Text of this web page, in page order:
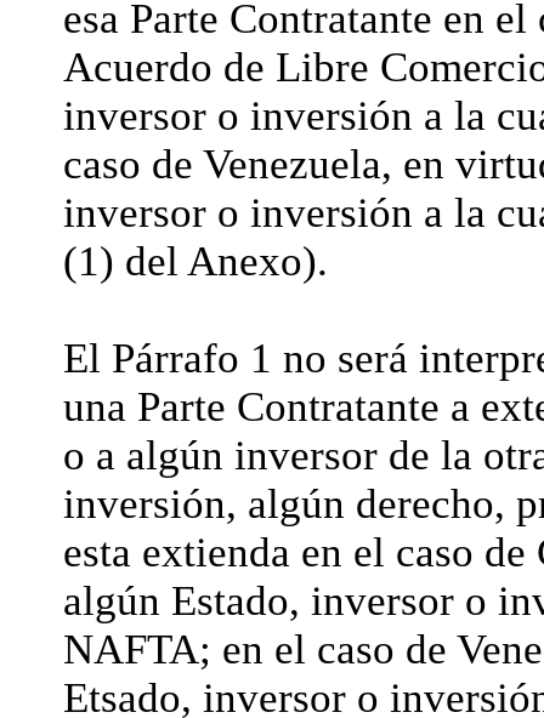
esa Parte Contratante en
Acuerdo de Libre
inversor o inversión a la
caso de Venezuela, en
inversor o inversión a la
(1) del Anexo).
El Párrafo 1 no será
una Parte Contratante a
o a algún inversor de la
inversión, algún derecho,
esta extienda en el caso
algún Estado, inversor o
NAFTA; en el caso de
Etsado, inversor o